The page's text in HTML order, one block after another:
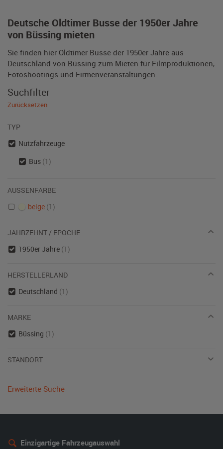
Deutsche Oldtimer Busse der 1950er Jahre
von Büssing mieten
Sie finden hier Oldtimer Busse der 1950er Jahre aus
Deutschland von Büssing zum Mieten für Filmproduktionen,
Fotoshootings und Firmenveranstaltungen.
Suchfilter
Zurücksetzen
TYP
Nutzfahrzeuge
Bus (1)
AUSSENFARBE
beige (1)
JAHRZEHNT / EPOCHE
1950er Jahre (1)
HERSTELLERLAND
Deutschland (1)
MARKE
Büssing (1)
STANDORT
Erweiterte Suche
Einzigartige Fahrzeugauswahl